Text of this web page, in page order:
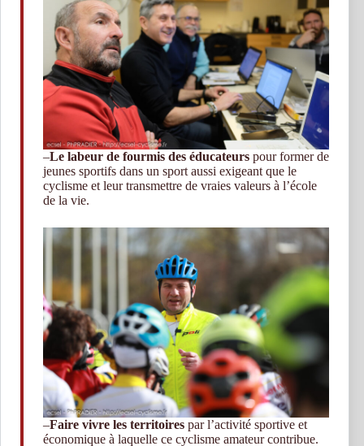
–Le labeur de fourmis des éducateurs pour former de
jeunes sportifs dans un sport aussi exigeant que le
cyclisme et leur transmettre de vraies valeurs à l’école
de la vie.
–Faire vivre les territoires par l’activité sportive et
économique à laquelle ce cyclisme amateur contribue.